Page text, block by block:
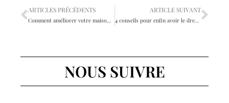
ARTICLES PRÉCÉDENTS ARTICLE SUIVANT
4 conseils pour enfin avoir le dressing de vos rêves !
NOUS SUIVRE